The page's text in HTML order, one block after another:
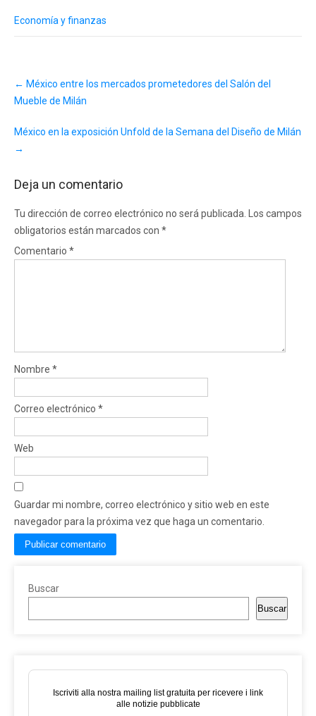
Economía y finanzas
navigation
← México entre los mercados prometedores del Salón del
Mueble de Milán
México en la exposición Unfold de la Semana del Diseño de Milán
→
Deja un comentario
Tu dirección de correo electrónico no será publicada. Los campos
obligatorios están marcados con *
Comentario *
Nombre *
Correo electrónico *
Web
Guardar mi nombre, correo electrónico y sitio web en este
navegador para la próxima vez que haga un comentario.
Buscar
Buscar
Iscriviti alla nostra mailing list gratuita per ricevere i link
alle notizie pubblicate